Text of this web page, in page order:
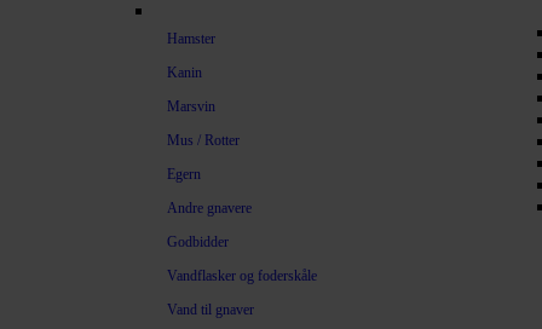
Hamster
Kanin
Marsvin
Mus / Rotter
Egern
Andre gnavere
Godbidder
Vandflasker og foderskåle
Vand til gnaver